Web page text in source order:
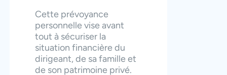
Cette prévoyance
personnelle vise avant
tout à sécuriser la
situation financière du
dirigeant, de sa famille et
de son patrimoine privé.